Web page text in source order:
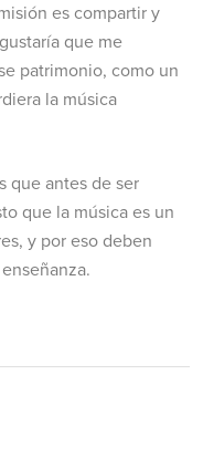
es compartir y
que me
patrimonio, como un
la música
que antes de ser
que la música es un
y por eso deben